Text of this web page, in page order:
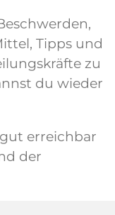
Tipps und
zu
du wieder
erreichbar
der